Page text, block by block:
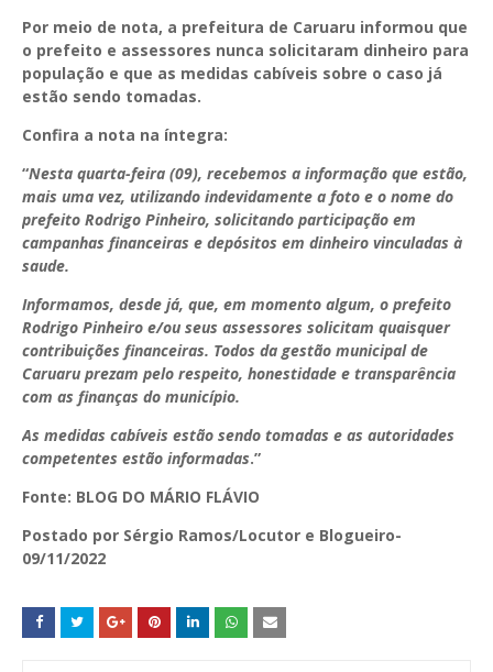
Por meio de nota, a prefeitura de Caruaru informou que
o prefeito e assessores nunca solicitaram dinheiro para
população e que as medidas cabíveis sobre o caso já
estão sendo tomadas.
Confira a nota na íntegra:
“Nesta quarta-feira (09), recebemos a informação que estão,
mais uma vez, utilizando indevidamente a foto e o nome do
prefeito Rodrigo Pinheiro, solicitando participação em
campanhas financeiras e depósitos em dinheiro vinculadas à
saude.
Informamos, desde já, que, em momento algum, o prefeito
Rodrigo Pinheiro e/ou seus assessores solicitam quaisquer
contribuições financeiras. Todos da gestão municipal de
Caruaru prezam pelo respeito, honestidade e transparência
com as finanças do município.
As medidas cabíveis estão sendo tomadas e as autoridades
competentes estão informadas.”
Fonte: BLOG DO MÁRIO FLÁVIO
Postado por Sérgio Ramos/Locutor e Blogueiro-
09/11/2022